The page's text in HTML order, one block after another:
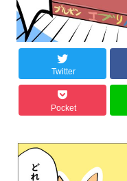
Twitter
Pocket